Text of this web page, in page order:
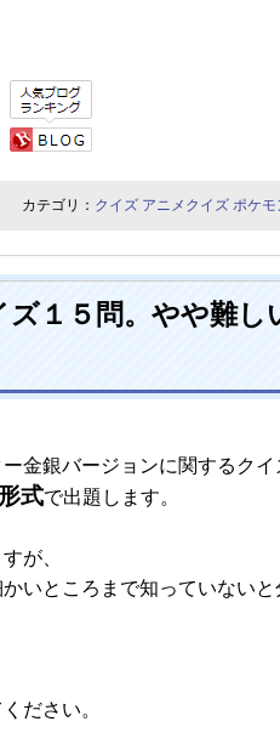
カテゴリ： クイズ アニメクイズ ポケモ
１５問。やや難し
金銀バージョンに関するクイ
式で出題します。
が、
いところまで知っていない
ださい。